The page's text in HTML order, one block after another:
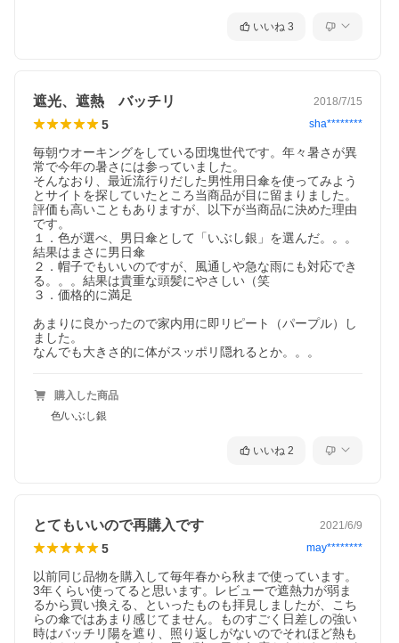
モデル使用イメージ
いいね 3
遮光、遮熱 バッチリ 2018/7/15
5 sha********
毎朝ウオーキングをしている団塊世代です。年々暑さが異
常で今年の暑さには参っていました。
そんなおり、最近流行りだした男性用日傘を使ってみよう
とサイトを探していたところ当商品が目に留まりました。
評価も高いこともありますが、以下が当商品に決めた理由
です。
１．色が選べ、男日傘として「いぶし銀」を選んだ。。。
結果はまさに男日傘
２．帽子でもいいのですが、風通しや急な雨にも対応でき
る。。。結果は貴重な頭髪にやさしい（笑
３．価格的に満足
あまりに良かったので家内用に即リピート（パープル）し
ました。
なんでも大きさ的に体がスッポリ隠れるとか。。。
購入した商品
色/いぶし銀
いいね 2
とてもいいので再購入です 2021/6/9
5 may********
以前同じ品物を購入して毎年春から秋まで使っています。
3年くらい使ってると思います。レビューで遮熱力が弱ま
るから買い換える、といったものも拝見しましたが、こち
らの傘ではあまり感じてません。ものすごく日差しの強い
時はバッチリ陽を遮り、照り返しがないのでそれほど熱も